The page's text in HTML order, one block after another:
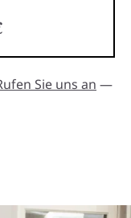
Sie uns an —